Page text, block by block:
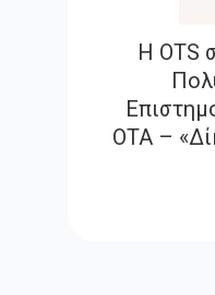
Η OTS
ΟΤΑ –